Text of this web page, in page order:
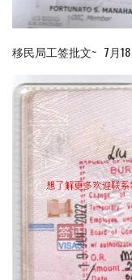
移民局工签批文~ 7月